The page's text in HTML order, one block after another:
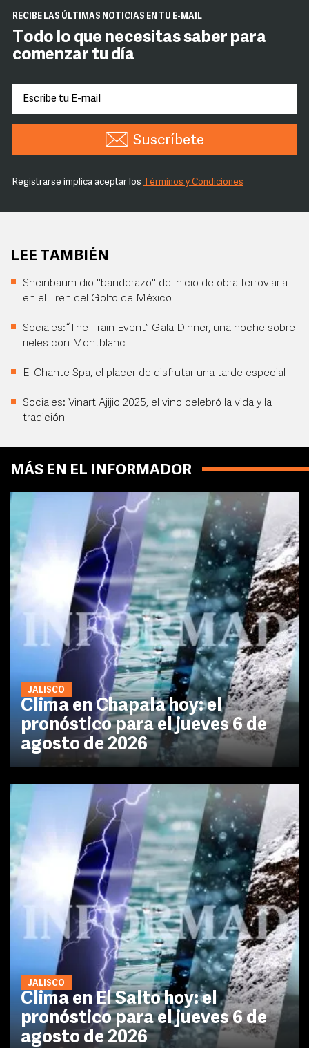
RECIBE LAS ÚLTIMAS NOTICIAS EN TU E-MAIL
Todo lo que necesitas saber para
comenzar tu día
Suscríbete
Registrarse implica aceptar los Términos y Condiciones
LEE TAMBIÉN
Sheinbaum dio "banderazo" de inicio de obra ferroviaria
en el Tren del Golfo de México
Sociales: “The Train Event” Gala Dinner, una noche sobre
rieles con Montblanc
El Chante Spa, el placer de disfrutar una tarde especial
Sociales: Vinart Ajijic 2025, el vino celebró la vida y la
tradición
MÁS EN EL INFORMADOR
JALISCO
Clima en Chapala hoy: el
pronóstico para el jueves 6 de
agosto de 2026
JALISCO
Clima en El Salto hoy: el
pronóstico para el jueves 6 de
agosto de 2026